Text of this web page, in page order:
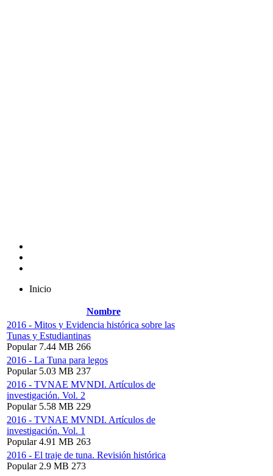
Inicio
Nombre
2016 - Mitos y Evidencia histórica sobre las
Tunas y Estudiantinas
Popular 7.44 MB 266
2016 - La Tuna para legos
Popular 5.03 MB 237
2016 - TVNAE MVNDI. Artículos de
investigación. Vol. 2
Popular 5.58 MB 229
2016 - TVNAE MVNDI. Artículos de
investigación. Vol. 1
Popular 4.91 MB 263
2016 - El traje de tuna. Revisión histórica
Popular 2.9 MB 273